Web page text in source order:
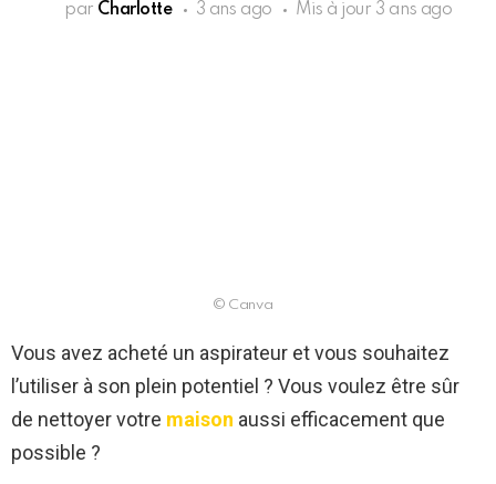
par Charlotte 3 ans ago Mis à jour 3 ans ago
© Canva
Vous avez acheté un aspirateur et vous souhaitez
l’utiliser à son plein potentiel ? Vous voulez être sûr
de nettoyer votre maison aussi efficacement que
possible ?